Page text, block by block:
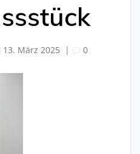
13. März 2025 | 0